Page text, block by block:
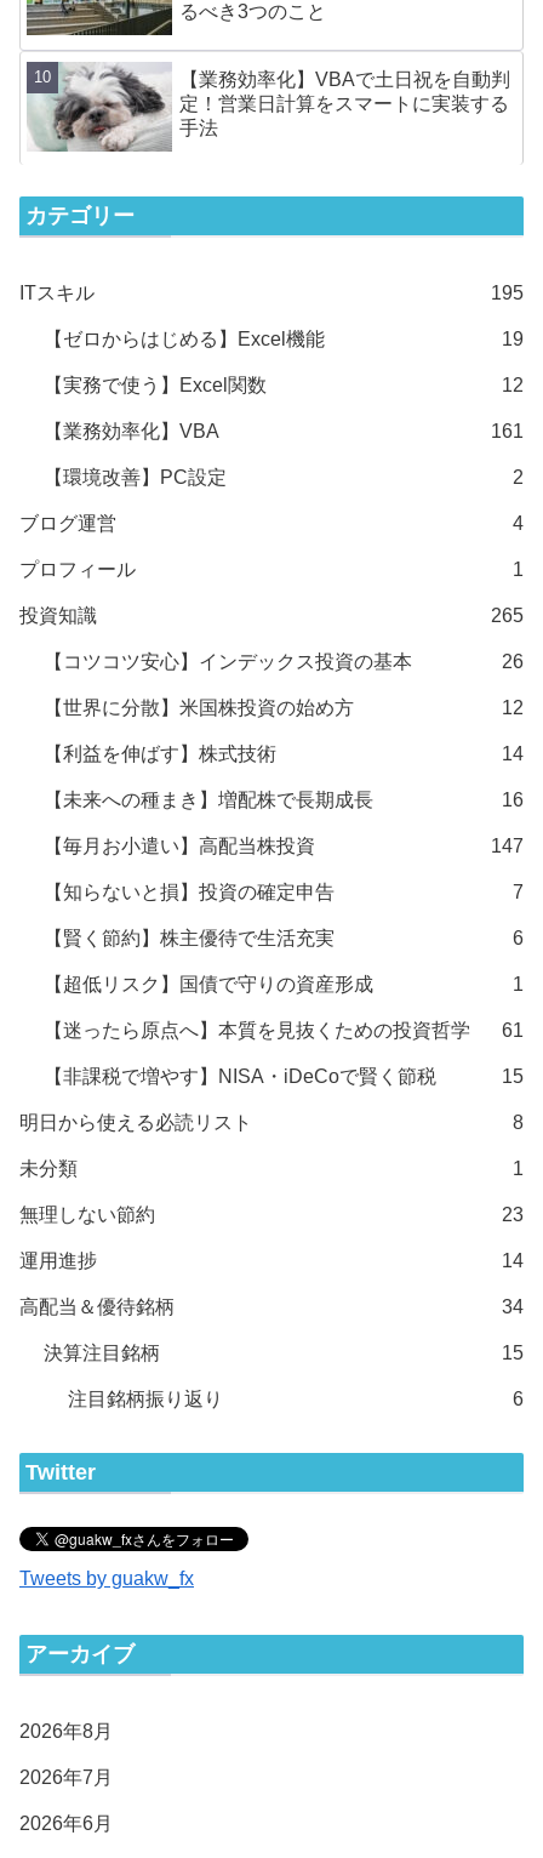
るべき3つのこと
【業務効率化】VBAで土日祝を自動判
定！営業日計算をスマートに実装する
手法
カテゴリー
ITスキル 195
【ゼロからはじめる】Excel機能 19
【実務で使う】Excel関数 12
【業務効率化】VBA 161
【環境改善】PC設定 2
ブログ運営 4
プロフィール 1
投資知識 265
【コツコツ安心】インデックス投資の基本 26
【世界に分散】米国株投資の始め方 12
【利益を伸ばす】株式技術 14
【未来への種まき】増配株で長期成長 16
【毎月お小遣い】高配当株投資 147
【知らないと損】投資の確定申告 7
【賢く節約】株主優待で生活充実 6
【超低リスク】国債で守りの資産形成 1
【迷ったら原点へ】本質を見抜くための投資哲学 61
【非課税で増やす】NISA・iDeCoで賢く節税 15
明日から使える必読リスト 8
未分類 1
無理しない節約 23
運用進捗 14
高配当＆優待銘柄 34
決算注目銘柄 15
注目銘柄振り返り 6
Twitter
Tweets by guakw_fx
アーカイブ
2026年8月
2026年7月
2026年6月